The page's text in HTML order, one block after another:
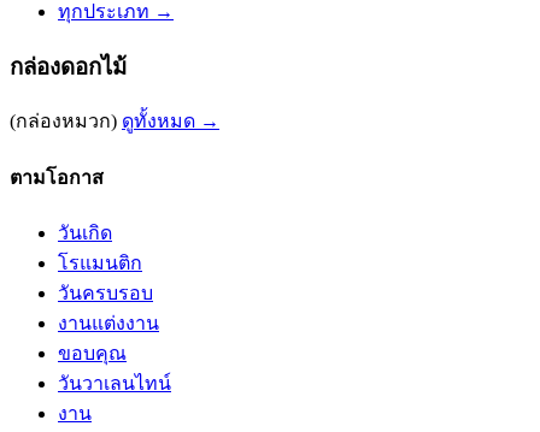
ทุกประเภท →
กล่องดอกไม้
(กล่องหมวก) ดูทั้งหมด →
ตามโอกาส
วันเกิด
โรแมนติก
วันครบรอบ
งานแต่งงาน
ขอบคุณ
วันวาเลนไทน์
งาน